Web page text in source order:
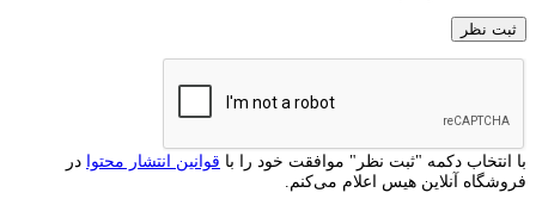
با انتخاب دکمه "ثبت نظر" موافقت خود را با قوانین انتشار محتوا در
فروشگاه آنلاین هیس اعلام می‌کنم.